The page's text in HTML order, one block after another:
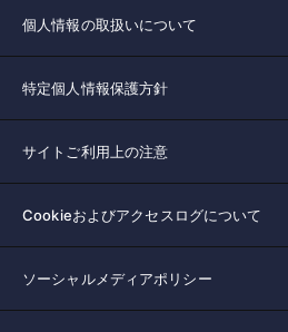
個人情報の取扱いについて
特定個人情報保護方針
サイトご利用上の注意
Cookieおよびアクセスログについて
ソーシャルメディアポリシー